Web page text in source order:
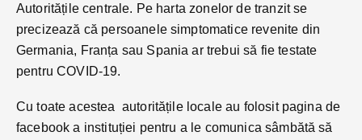
Autoritățile centrale. Pe harta zonelor de tranzit se
precizează că persoanele simptomatice revenite din
Germania, Franța sau Spania ar trebui să fie testate
pentru COVID-19.
Cu toate acestea autoritățile locale au folosit pagina de
facebook a instituției pentru a le comunica sâmbătă să